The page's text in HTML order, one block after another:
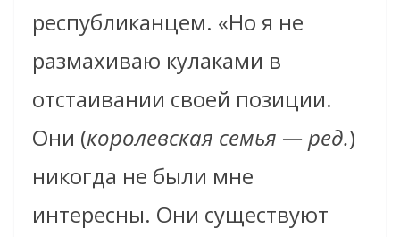
республиканцем. «Но я не
размахиваю кулаками в
отстаивании своей позиции.
Они (королевская семья — ред.)
никогда не были мне
интересны. Они существуют